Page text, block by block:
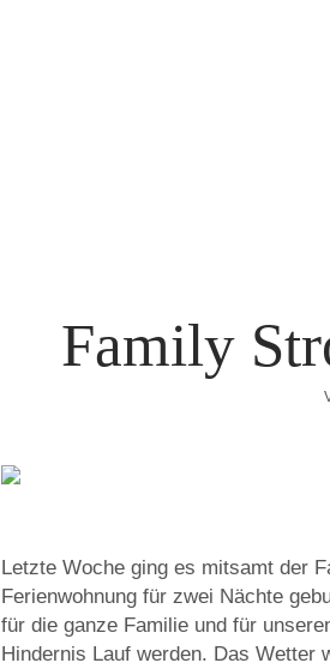
Family
Letzte Woche ging es mitsamt der
Ferienwohnung für zwei Nächte
für die ganze Familie und für
Hindernis Lauf werden. Das Wetter